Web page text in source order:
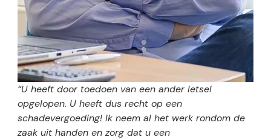
“U heeft door toedoen van een ander letsel
opgelopen. U heeft dus recht op een
schadevergoeding! Ik neem al het werk rondom de
zaak uit handen en zorg dat u een